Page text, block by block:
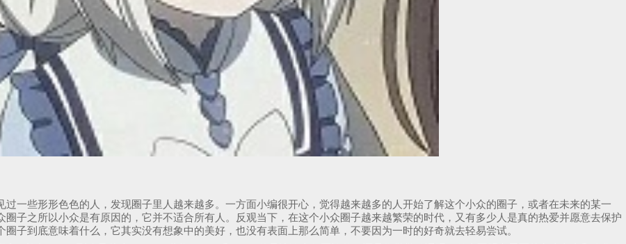
一些形形色色的人，发现圈子里人越来越多。一方面小编很开心，觉得越来越多的人开始了解这个小众的圈子，或者在未来的某一
子之所以小众是有原因的，它并不适合所有人。反观当下，在这个小众圈子越来越繁荣的时代，又有多少人是真的热爱并愿意去保护
子到底意味着什么，它其实没有想象中的美好，也没有表面上那么简单，不要因为一时的好奇就去轻易尝试。